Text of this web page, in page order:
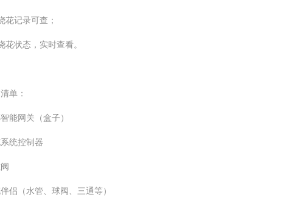
花记录可查；
花状态，实时查看。
单：
能网关（盒子）
统控制器
侣（水管、球阀、三通等）